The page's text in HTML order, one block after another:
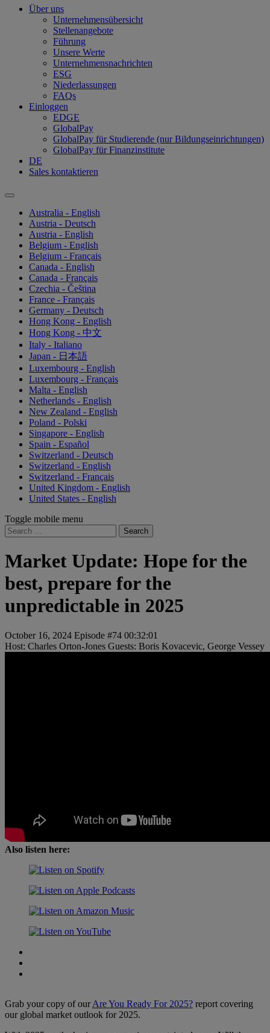
Über uns
Unternehmensübersicht
Stellenangebote
Führung
Unsere Werte
Unternehmensnachrichten
ESG
Niederlassungen
FAQs
Einloggen
EDGE
GlobalPay
GlobalPay für Studierende (nur Bildungseinrichtungen)
GlobalPay für Finanzinstitute
DE
Sales kontaktieren
Australia - English
Austria - Deutsch
Austria - English
Belgium - English
Belgium - Français
Canada - English
Canada - Français
Czechia - Čeština
France - Français
Germany - Deutsch
Hong Kong - English
Hong Kong - 中文
Italy - Italiano
Japan - 日本語
Luxembourg - English
Luxembourg - Français
Malta - English
Netherlands - English
New Zealand - English
Poland - Polski
Singapore - English
Spain - Español
Switzerland - Deutsch
Switzerland - English
Switzerland - Français
United Kingdom - English
United States - English
Toggle mobile menu
Search
for:
Market Update: Hope for the
best, prepare for the
unpredictable in 2025
October 16, 2024 Episode #74 00:32:01
Host: Charles Orton-Jones Guests: Boris Kovacevic, George Vessey
Also listen here:
Grab your copy of ourAre You Ready For 2025? report covering
our global market outlook for 2025.